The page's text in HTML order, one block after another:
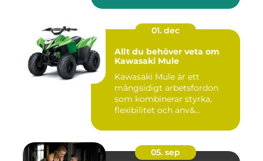
01. dec
Allt du behöver veta om
Kawasaki Mule
Kawasaki Mule är ett
mångsidigt arbetsfordon
som kombinerar styrka,
flexibilitet och anv&...
05. sep